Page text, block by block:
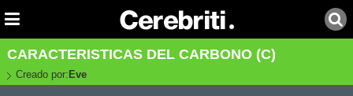
CARACTERISTICAS DEL CARBONO (C)
Creado por: Eve